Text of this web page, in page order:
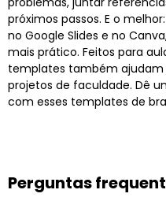
próximos passos. E o
no Google Slides e no
mais prático. Feitos para
templates também
projetos de faculdade. Dê
com esses templates de
Perguntas